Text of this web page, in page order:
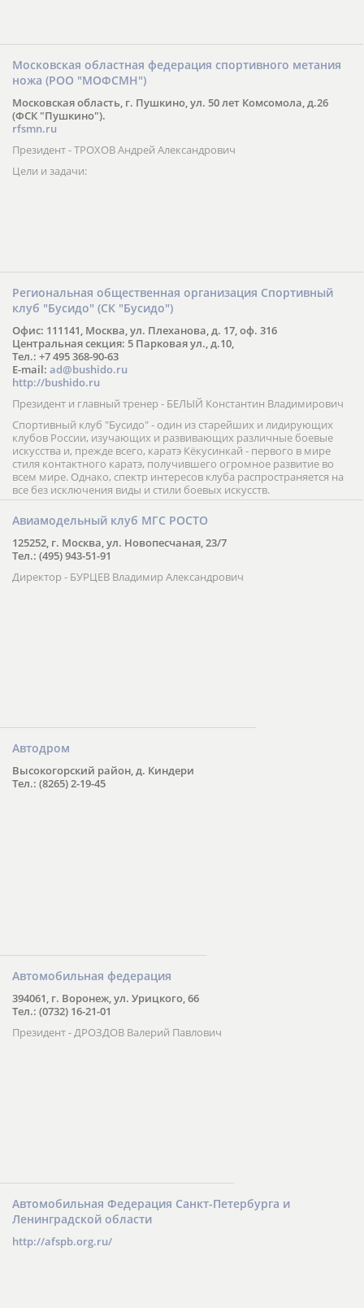
Московская областная федерация спортивного метания
ножа (РОО "МОФСМН")
Московская область, г. Пушкино, ул. 50 лет Комсомола, д.26
(ФСК "Пушкино").
rfsmn.ru
Президент - ТРОХОВ Андрей Александрович
Цели и задачи:
Региональная общественная организация Спортивный
клуб "Бусидо" (СК "Бусидо")
Офис: 111141, Москва, ул. Плеханова, д. 17, оф. 316
Центральная секция: 5 Парковая ул., д.10,
Тел.: +7 495 368-90-63
E-mail: ad@bushido.ru
http://bushido.ru
Президент и главный тренер - БЕЛЫЙ Константин Владимирович
Спортивный клуб "Бусидо" - один из старейших и лидирующих
клубов России, изучающих и развивающих различные боевые
искусства и, прежде всего, каратэ Кёкусинкай - первого в мире
стиля контактного каратэ, получившего огромное развитие во
всем мире. Однако, спектр интересов клуба распространяется на
все без исключения виды и стили боевых искусств.
Авиамодельный клуб МГС РОСТО
125252, г. Москва, ул. Новопесчаная, 23/7
Тел.: (495) 943-51-91
Директор - БУРЦЕВ Владимир Александрович
Автодром
Высокогорский район, д. Киндери
Тел.: (8265) 2-19-45
Автомобильная федерация
394061, г. Воронеж, ул. Урицкого, 66
Тел.: (0732) 16-21-01
Президент - ДРОЗДОВ Валерий Павлович
Автомобильная Федерация Санкт-Петербурга и
Ленинградской области
http://afspb.org.ru/